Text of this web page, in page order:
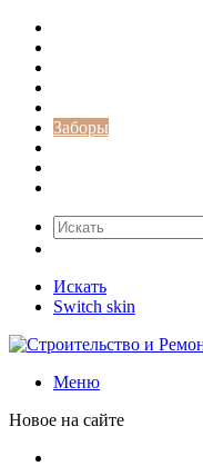
Заборы
Искать
Switch skin
Меню
Новое на сайте